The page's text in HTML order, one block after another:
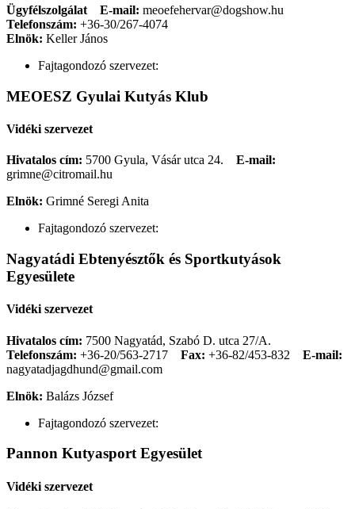
Ügyfélszolgálat E-mail: meoefehervar@dogshow.hu
Telefonszám: +36-30/267-4074
Elnök: Keller János
Fajtagondozó szervezet:
MEOESZ Gyulai Kutyás Klub
Vidéki szervezet
Hivatalos cím: 5700 Gyula, Vásár utca 24. E-mail:
grimne@citromail.hu
Elnök: Grimné Seregi Anita
Fajtagondozó szervezet:
Nagyatádi Ebtenyésztők és Sportkutyások
Egyesülete
Vidéki szervezet
Hivatalos cím: 7500 Nagyatád, Szabó D. utca 27/A.
Telefonszám: +36-20/563-2717 Fax: +36-82/453-832
E-mail:
nagyatadjagdhund@gmail.com
Elnök: Balázs József
Fajtagondozó szervezet:
Pannon Kutyasport Egyesület
Vidéki szervezet